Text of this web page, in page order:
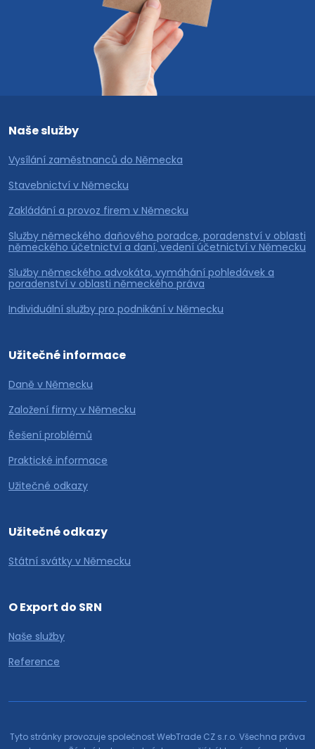
Naše služby
Vysílání zaměstnanců do Německa
Stavebnictví v Německu
Zakládání a provoz firem v Německu
Služby německého daňového poradce, poradenství v oblasti
německého účetnictví a daní, vedení účetnictví v Německu
Služby německého advokáta, vymáhání pohledávek a
poradenství v oblasti německého práva
Individuální služby pro podnikání v Německu
Užitečné informace
Daně v Německu
Založení firmy v Německu
Řešení problémů
Praktické informace
Užitečné odkazy
Užitečné odkazy
Státní svátky v Německu
O Export do SRN
Naše služby
Reference
Tyto stránky provozuje společnost WebTrade CZ s.r.o. Všechna práva